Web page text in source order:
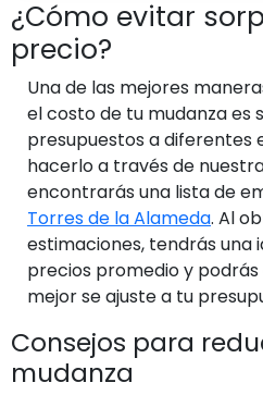
¿Cómo evitar
precio?
Una de las mejores
el costo de tu mudanza es
presupuestos a diferentes
hacerlo a través de
encontrarás una lista de
Torres de la Alameda. Al
estimaciones, tendrás una
precios promedio y
mejor se ajuste a tu
Consejos para
mudanza